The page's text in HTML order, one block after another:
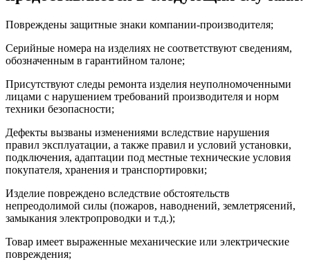
Повреждены защитные знаки компании-производителя;
Серийные номера на изделиях не соответствуют сведениям,
обозначенным в гарантийном талоне;
Присутствуют следы ремонта изделия неуполномоченными
лицами с нарушением требований производителя и норм
техники безопасности;
Дефекты вызваны изменениями вследствие нарушения
правил эксплуатации, а также правил и условий установки,
подключения, адаптации под местные технические условия
покупателя, хранения и транспортировки;
Изделие повреждено вследствие обстоятельств
непреодолимой силы (пожаров, наводнений, землетрясений,
замыкания электропроводки и т.д.);
Товар имеет выраженные механические или электрические
повреждения;